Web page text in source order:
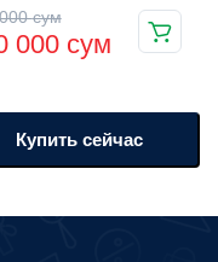
сум
сум.
000 сум
сум.
Купить сейчас